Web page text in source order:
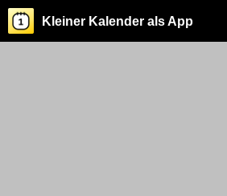
Kleiner Kalender als App